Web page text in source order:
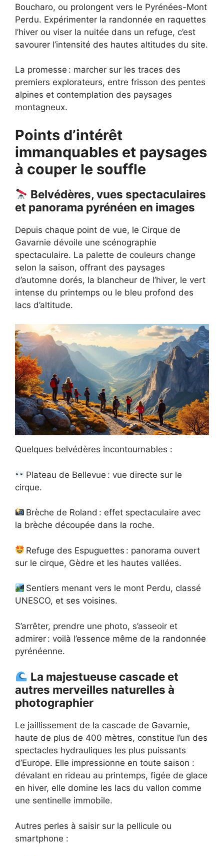
Boucharo, ou prolongent vers le Pyrénées-Mont
Perdu. Expérimenter la randonnée en raquettes
l’hiver ou viser la nuitée dans un refuge, c’est
savourer l’intensité des hautes altitudes du site.
La promesse : marcher sur les traces des
premiers explorateurs, entre frisson des pentes
alpines et contemplation des paysages
montagneux.
Points d’intérêt
immanquables et paysages
à couper le souffle
Belvédères, vues spectaculaires
et panorama pyrénéen en images
Depuis chaque point de vue, le Cirque de
Gavarnie dévoile une scénographie
spectaculaire. La palette de couleurs change
selon la saison, offrant des paysages
d’automne dorés, la blancheur de l’hiver, le vert
intense du printemps ou le bleu profond des
lacs d’altitude.
Quelques belvédères incontournables :
Plateau de Bellevue : vue directe sur le
cirque.
Brèche de Roland : effet spectaculaire avec
la brèche découpée dans la roche.
Refuge des Espuguettes : panorama ouvert
sur le cirque, Gèdre et les hautes vallées.
Sentiers menant vers le mont Perdu, classé
UNESCO, et ses voisines.
S’arrêter, prendre une photo, s’asseoir et
admirer : voilà l’essence même de la randonnée
pyrénéenne.
La majestueuse cascade et
autres merveilles naturelles à
photographier
Le jaillissement de la cascade de Gavarnie,
haute de plus de 400 mètres, constitue l’un des
spectacles hydrauliques les plus puissants
d’Europe. Elle impressionne en toute saison :
dévalant en rideau au printemps, figée de glace
en hiver, elle domine les lacs du vallon comme
une sentinelle immobile.
Autres perles à saisir sur la pellicule ou
smartphone :